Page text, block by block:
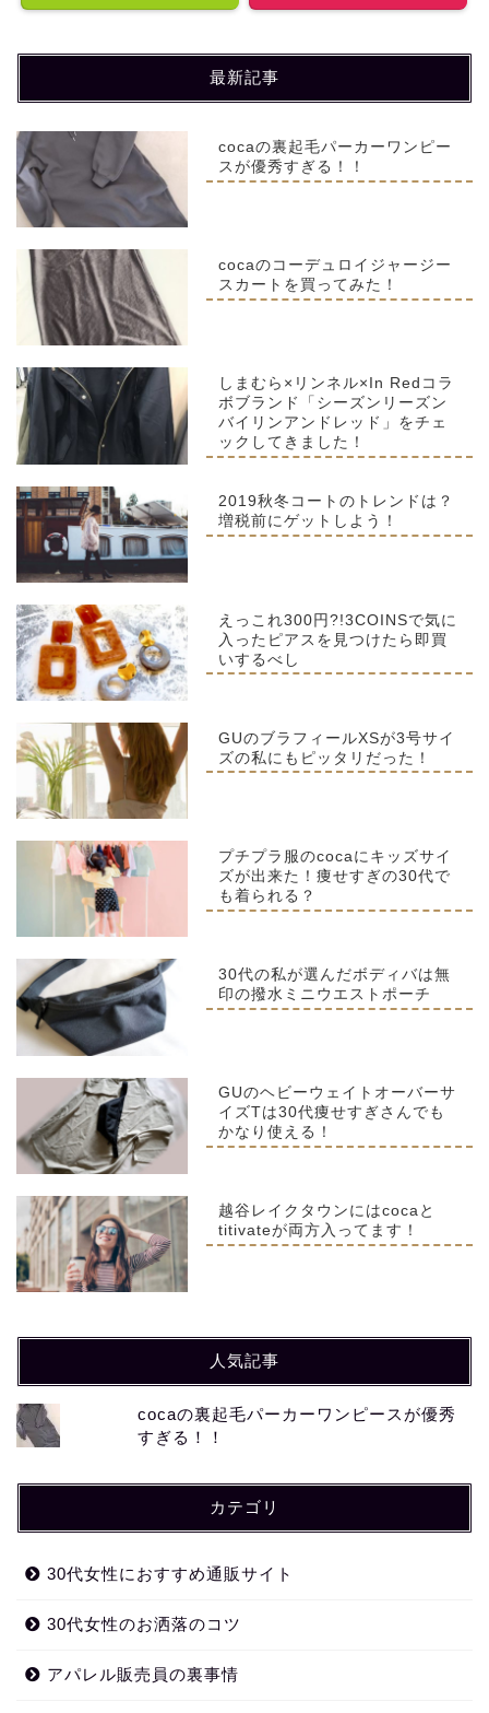
最新記事
cocaの裏起毛パーカーワンピー
スが優秀すぎる！！
cocaのコーデュロイジャージー
スカートを買ってみた！
しまむら×リンネル×In Redコラ
ボブランド「シーズンリーズン
バイリンアンドレッド」をチェ
ックしてきました！
2019秋冬コートのトレンドは？
増税前にゲットしよう！
えっこれ300円?!3COINSで気に
入ったピアスを見つけたら即買
いするべし
GUのブラフィールXSが3号サイ
ズの私にもピッタリだった！
プチプラ服のcocaにキッズサイ
ズが出来た！痩せすぎの30代で
も着られる？
30代の私が選んだボディバは無
印の撥水ミニウエストポーチ
GUのヘビーウェイトオーバーサ
イズTは30代痩せすぎさんでも
かなり使える！
越谷レイクタウンにはcocaと
titivateが両方入ってます！
人気記事
cocaの裏起毛パーカーワンピースが優秀
すぎる！！
カテゴリ
30代女性におすすめ通販サイト
30代女性のお洒落のコツ
アパレル販売員の裏事情